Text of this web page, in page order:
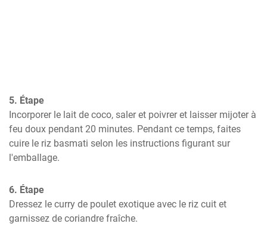
5. Étape
Incorporer le lait de coco, saler et poivrer et laisser mijoter à
feu doux pendant 20 minutes. Pendant ce temps, faites
cuire le riz basmati selon les instructions figurant sur
l'emballage.
6. Étape
Dressez le curry de poulet exotique avec le riz cuit et
garnissez de coriandre fraîche.